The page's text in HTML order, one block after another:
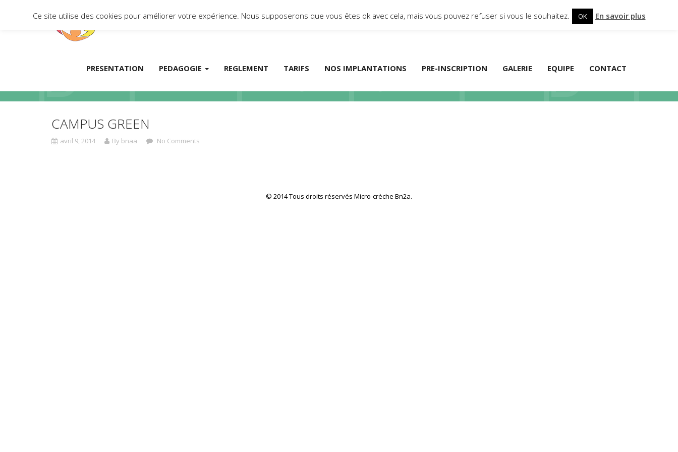
PRESENTATION PEDAGOGIE REGLEMENT TARIFS NOS IMPLANTATIONS PRE-INSCRIPTION GALERIE EQUIPE CONTACT
Blog
CAMPUS GREEN
avril 9, 2014 By bnaa No Comments
© 2014 Tous droits réservés Micro-crèche Bn2a.
Ce site utilise des cookies pour améliorer votre expérience. Nous supposerons que vous êtes ok avec cela, mais vous pouvez refuser si vous le souhaitez. OK En savoir plus